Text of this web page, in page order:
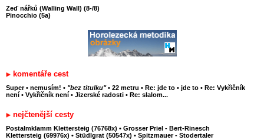
Zeď nářků (Walling Wall) (8-/8)
Pinocchio (5a)
komentáře cest
Super • nemusím! • "bez titulku" • 22 metru • Re: jde to • jde to • Re: Vykřičník
není • Vykřičník není • Jizerské radosti • Re: slalom...
nejčtenější cesty
Postalmklamm Klettersteig (76768x) • Grosser Priel - Bert-Rinesch
Klettersteig (69976x) • Stüdlgrat (50547x) • Spitzmauer - Stodertaler